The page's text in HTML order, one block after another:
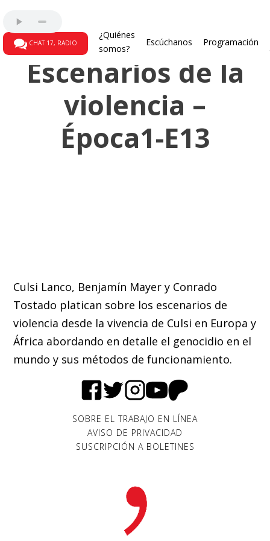
CHAT 17, RADIO
¿Quiénes
somos?
Escúchanos Programación
Escenarios de la
violencia –
Época1-E13
Culsi Lanco, Benjamín Mayer y Conrado
Tostado platican sobre los escenarios de
violencia desde la vivencia de Culsi en Europa y
África abordando en detalle el genocidio en el
mundo y sus métodos de funcionamiento.
SOBRE EL TRABAJO EN LÍNEA
AVISO DE PRIVACIDAD
SUSCRIPCIÓN A BOLETINES